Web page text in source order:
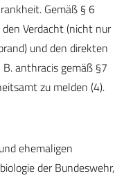
Gemäß § 6
Verdacht (nicht nur
und den direkten
anthracis gemäß §7
zu melden (4).
ehemaligen
der Bundeswehr,